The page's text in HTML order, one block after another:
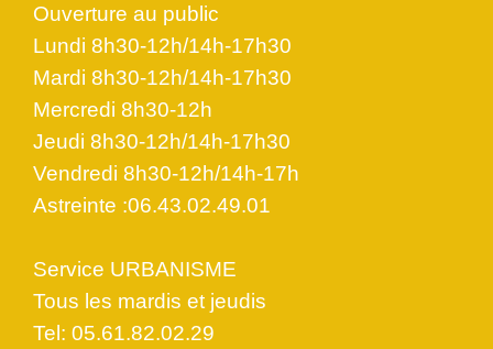
Ouverture au public
Lundi 8h30-12h/14h-17h30
Mardi 8h30-12h/14h-17h30
Mercredi 8h30-12h
Jeudi 8h30-12h/14h-17h30
Vendredi 8h30-12h/14h-17h
Astreinte :06.43.02.49.01
Service URBANISME
Tous les mardis et jeudis
Tel: 05.61.82.02.29